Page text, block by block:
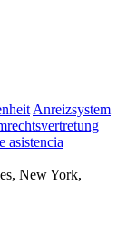
Anreizsystem
asistencia
New York,